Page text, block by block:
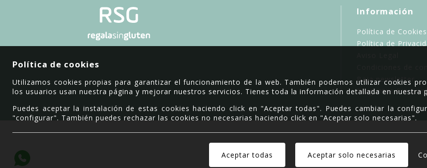
Información
Política de Cookies
Política de
Baja newsletter
Preguntas
Política de cookies
Utilizamos cookies propias para garantizar el funcionamiento de la web. También podemos utilizar cookies
los usuarios usan nuestra página y mejorar nuestros servicios. Tienes toda la información detallada en nuestra
Puedes aceptar la instalación de estas cookies haciendo click en "Aceptar todas". Puedes cambiar la
"configurar". También puedes rechazar las cookies no necesarias haciendo click en "Aceptar solo necesarias".